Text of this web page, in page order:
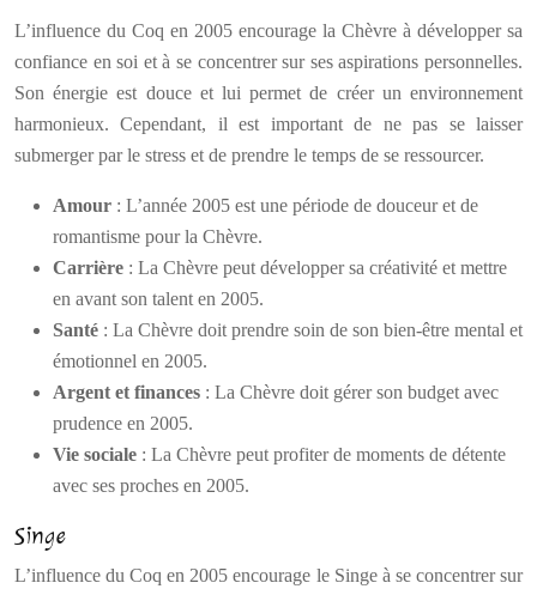
L’influence du Coq en 2005 encourage la Chèvre à développer sa
confiance en soi et à se concentrer sur ses aspirations personnelles.
Son énergie est douce et lui permet de créer un environnement
harmonieux. Cependant, il est important de ne pas se laisser
submerger par le stress et de prendre le temps de se ressourcer.
Amour : L’année 2005 est une période de douceur et de
romantisme pour la Chèvre.
Carrière : La Chèvre peut développer sa créativité et mettre
en avant son talent en 2005.
Santé : La Chèvre doit prendre soin de son bien-être mental et
émotionnel en 2005.
Argent et finances : La Chèvre doit gérer son budget avec
prudence en 2005.
Vie sociale : La Chèvre peut profiter de moments de détente
avec ses proches en 2005.
Singe
L’influence du Coq en 2005 encourage le Singe à se concentrer sur